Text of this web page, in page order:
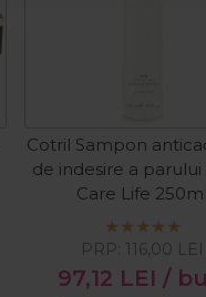
Cotril Sampon
de indesire a parului
Care Life 250ml
97,12 LEI /
PRP: 116,00 LEI